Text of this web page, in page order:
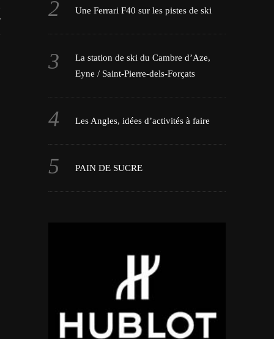
Une Ferrari F40 sur les pistes de ski
La station de ski du Cambre d’Aze,
Eyne / Saint-Pierre-dels-Forçats
Les Angles, idées d’activités à faire
PAIN DE SUCRE